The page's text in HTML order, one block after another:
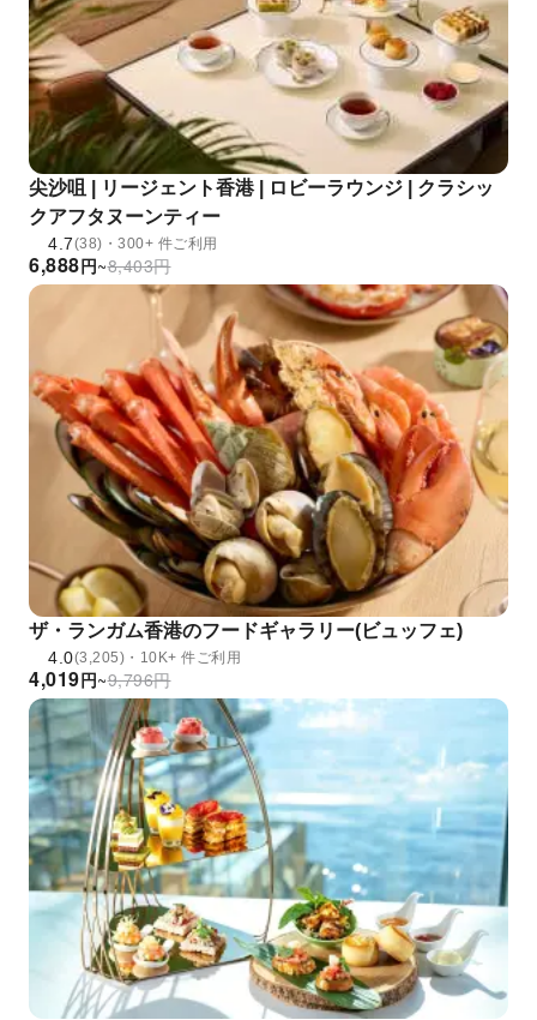
尖沙咀 | リージェント香港 | ロビーラウンジ | クラシッ
クアフタヌーンティー
4.7(38)・300+ 件ご利用
円
6,888 ~ 円
8,403
ザ・ランガム香港のフードギャラリー(ビュッフェ)
4.0(3,205)・10K+ 件ご利用
円
4,019 ~ 円
9,796